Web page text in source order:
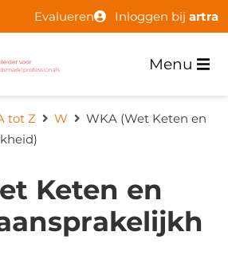
Evalueren Inloggen bij artra
Menu
tot Z W
WKA (Wet Keten en
Keten en